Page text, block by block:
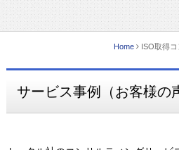
Home ISO取得
サービス事例（お客様の